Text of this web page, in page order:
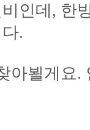
인데, 한
.
아뵐게요.